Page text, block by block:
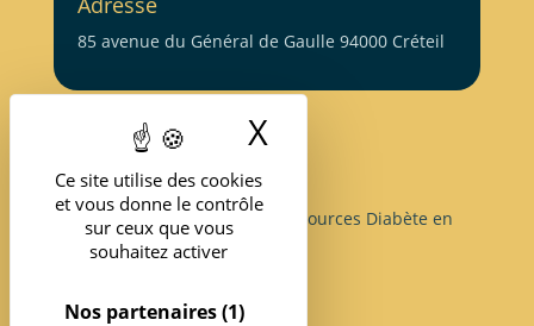
Ce site utilise des cookies
et vous donne le contrôle
sur ceux que vous
souhaitez activer
Nos partenaires(1)
X
85 avenue du Général de Gaulle 94000 Créteil
Structure d’Expertise et de Ressources Diabète en
île-de-France